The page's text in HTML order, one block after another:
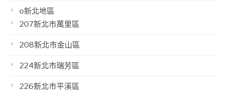
o新北地區
207新北市萬里區
208新北市金山區
224新北市瑞芳區
226新北市平溪區